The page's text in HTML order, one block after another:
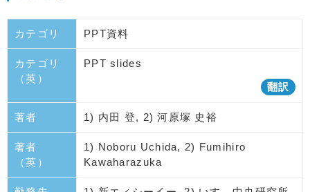
カテゴリ PPT資料
カテゴリ
（英）
PPT slides
翻訳
著者 1) 内田 登, 2) 河原塚 史裕
著者
（英）
1) Noboru Uchida, 2) Fumihiro
Kawaharazuka